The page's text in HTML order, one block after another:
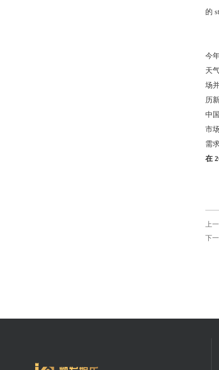
的
今
天
场
历
中
市
需
在
上
下